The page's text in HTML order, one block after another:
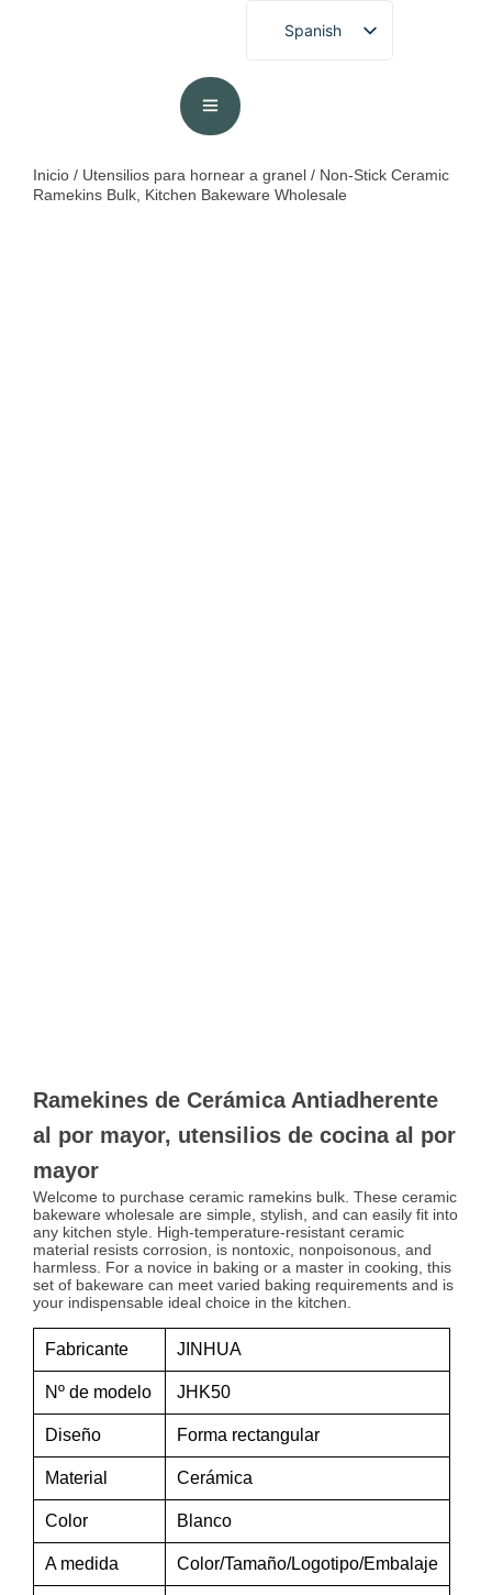
Spanish
English
Portuguese
Inicio / Utensilios para hornear a granel / Non-Stick Ceramic
Ramekins Bulk, Kitchen Bakeware Wholesale
Ramekines de Cerámica Antiadherente
al por mayor, utensilios de cocina al por
mayor
Welcome to purchase ceramic ramekins bulk. These ceramic
bakeware wholesale are simple, stylish, and can easily fit into
any kitchen style. High-temperature-resistant ceramic
material resists corrosion, is nontoxic, nonpoisonous, and
harmless. For a novice in baking or a master in cooking, this
set of bakeware can meet varied baking requirements and is
your indispensable ideal choice in the kitchen.
Fabricante JINHUA
Nº de modelo JHK50
Diseño Forma rectangular
Material Cerámica
Color Blanco
A medida Color/Tamaño/Logotipo/Embalaje